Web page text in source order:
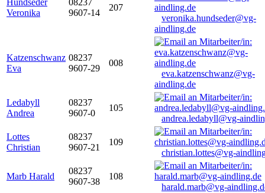
Hundseder
Veronika
08237
9607-14
207
veronika.hundseder@vg-
aindling.de
Katzenschwanz
Eva
08237
9607-29
008
eva.katzenschwanz@vg-
aindling.de
Ledabyll
Andrea
08237
9607-0
105
andrea.ledabyll@vg-
Lottes
Christian
08237
9607-21
109
christian.lottes@vg-
Marb Harald
08237
9607-38
108
harald.marb@vg-